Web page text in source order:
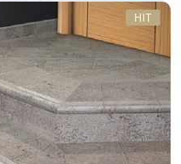
HIT